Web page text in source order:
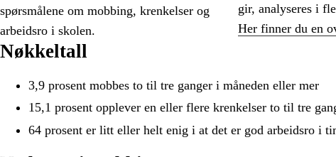
gir, analyseres i
Her finner du en
spørsmålene om mobbing, krenkelser og
arbeidsro i skolen.
Nøkkeltall
3,9 prosent mobbes to til tre ganger i måneden eller mer
15,1 prosent opplever en eller flere krenkelser to til tre
64 prosent er litt eller helt enig i at det er god arbeidsro i